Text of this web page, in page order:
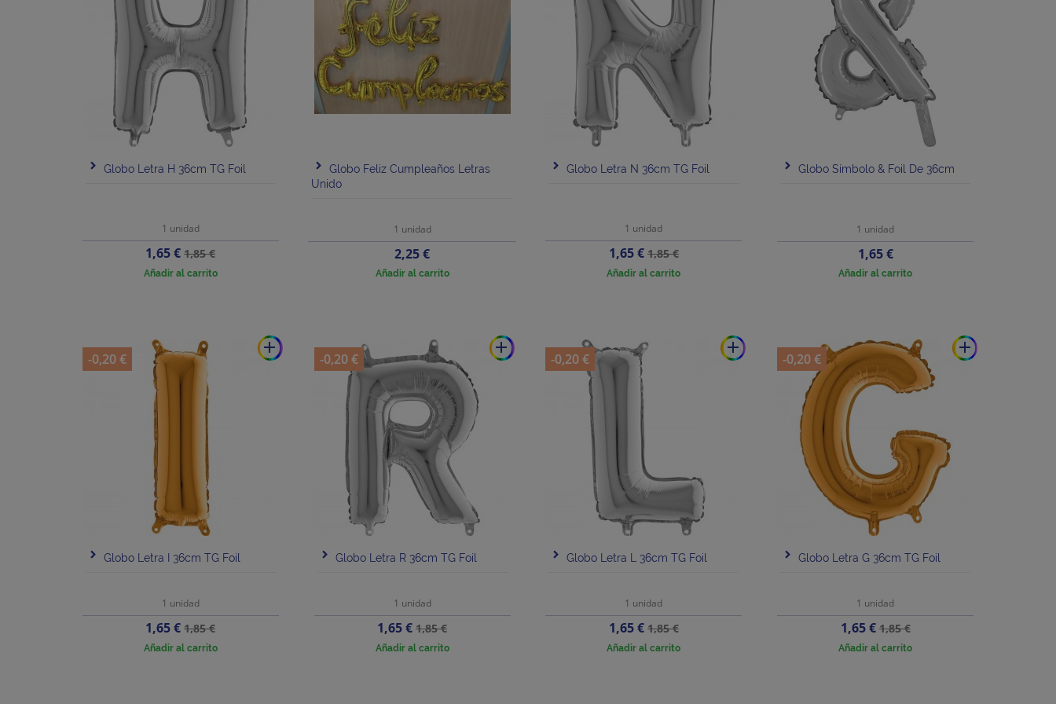
Globo Letra H 36cm TG Foil
1 unidad
Precio
1,65 €Precio
base
1,85 €
Añadir al carrito
Globo Feliz Cumpleaños Letras
Unido
1 unidad
Precio
2,25 €
Añadir al carrito
Globo Letra N 36cm TG Foil
1 unidad
Precio
1,65 €Precio
base
1,85 €
Añadir al carrito
Globo Símbolo & Foil De 36cm
1 unidad
Precio
1,65 €
Añadir al carrito
add
Globo Letra I 36cm TG Foil
1 unidad
Precio
1,65 €Precio
base
1,85 €
Añadir al carrito
-0,20 €
add
Globo Letra R 36cm TG Foil
1 unidad
Precio
1,65 €Precio
base
1,85 €
Añadir al carrito
-0,20 €
add
Globo Letra L 36cm TG Foil
1 unidad
Precio
1,65 €Precio
base
1,85 €
Añadir al carrito
-0,20 €
add
Globo Letra G 36cm TG Foil
1 unidad
Precio
1,65 €Precio
base
1,85 €
Añadir al carrito
-0,20 €